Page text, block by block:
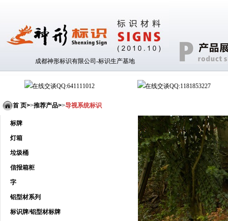
成都神形标识有限公司-标识生产基地
QQ:641111012 QQ:1181853227
首 页>>推荐产品>>导视系统标识
标牌
灯箱
垃圾桶
信报箱柜
字
铝型材系列
标识牌/铝型材标牌